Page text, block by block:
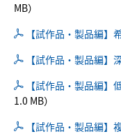
MB）
【試作品・製品編】
【試作品・製品編】
【試作品・製品編】
1.0 MB）
【試作品・製品編】